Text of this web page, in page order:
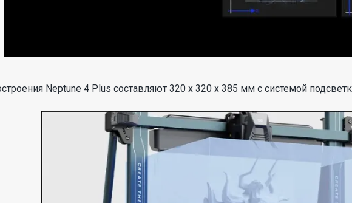
Neptune 4 Plus составляют 320 x 320 x 385 мм с системой